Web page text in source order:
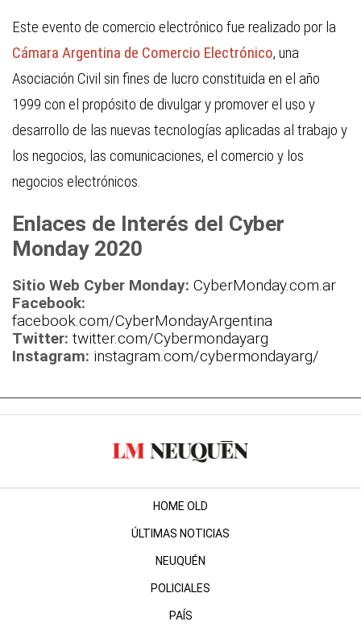
Este evento de comercio electrónico fue realizado por la
Cámara Argentina de Comercio Electrónico, una
Asociación Civil sin fines de lucro constituida en el año
1999 con el propósito de divulgar y promover el uso y
desarrollo de las nuevas tecnologías aplicadas al trabajo y
los negocios, las comunicaciones, el comercio y los
negocios electrónicos.
Enlaces de Interés del Cyber
Monday 2020
Sitio Web Cyber Monday: CyberMonday.com.ar
Facebook:
facebook.com/CyberMondayArgentina
Twitter: twitter.com/Cybermondayarg
Instagram: instagram.com/cybermondayarg/
HOME OLD
ÚLTIMAS NOTICIAS
NEUQUÉN
POLICIALES
PAÍS